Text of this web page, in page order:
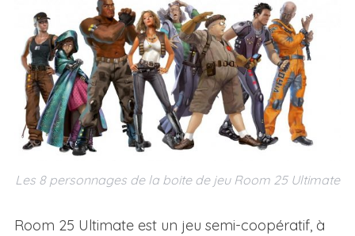
Les 8 personnages de la boite de jeu Room 25 Ultimate
Room 25 Ultimate est un jeu semi-coopératif, à